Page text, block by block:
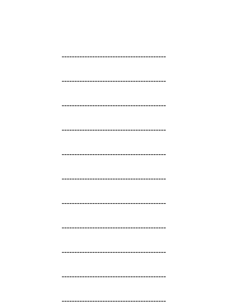
-----------------------------------------
-----------------------------------------
-----------------------------------------
-----------------------------------------
-----------------------------------------
-----------------------------------------
-----------------------------------------
-----------------------------------------
-----------------------------------------
-----------------------------------------
-----------------------------------------